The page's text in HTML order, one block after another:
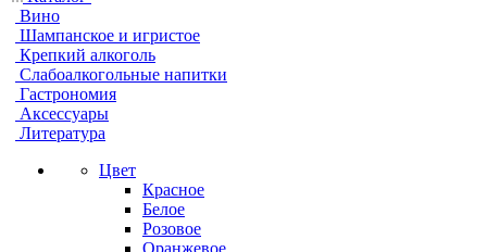
Вино
Шампанское и игристое
Крепкий алкоголь
Слабоалкогольные напитки
Гастрономия
Аксессуары
Литература
Цвет
Красное
Белое
Розовое
Оранжевое